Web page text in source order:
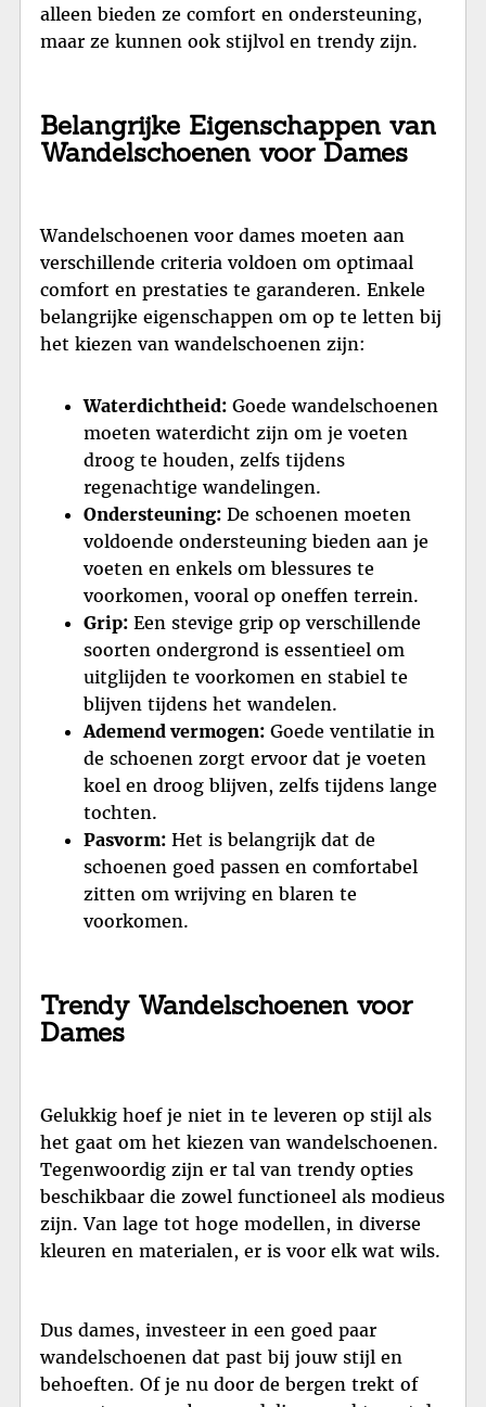
alleen bieden ze comfort en ondersteuning,
maar ze kunnen ook stijlvol en trendy zijn.
Belangrijke Eigenschappen van
Wandelschoenen voor Dames
Wandelschoenen voor dames moeten aan
verschillende criteria voldoen om optimaal
comfort en prestaties te garanderen. Enkele
belangrijke eigenschappen om op te letten bij
het kiezen van wandelschoenen zijn:
Waterdichtheid: Goede wandelschoenen
moeten waterdicht zijn om je voeten
droog te houden, zelfs tijdens
regenachtige wandelingen.
Ondersteuning: De schoenen moeten
voldoende ondersteuning bieden aan je
voeten en enkels om blessures te
voorkomen, vooral op oneffen terrein.
Grip: Een stevige grip op verschillende
soorten ondergrond is essentieel om
uitglijden te voorkomen en stabiel te
blijven tijdens het wandelen.
Ademend vermogen: Goede ventilatie in
de schoenen zorgt ervoor dat je voeten
koel en droog blijven, zelfs tijdens lange
tochten.
Pasvorm: Het is belangrijk dat de
schoenen goed passen en comfortabel
zitten om wrijving en blaren te
voorkomen.
Trendy Wandelschoenen voor
Dames
Gelukkig hoef je niet in te leveren op stijl als
het gaat om het kiezen van wandelschoenen.
Tegenwoordig zijn er tal van trendy opties
beschikbaar die zowel functioneel als modieus
zijn. Van lage tot hoge modellen, in diverse
kleuren en materialen, er is voor elk wat wils.
Dus dames, investeer in een goed paar
wandelschoenen dat past bij jouw stijl en
behoeften. Of je nu door de bergen trekt of